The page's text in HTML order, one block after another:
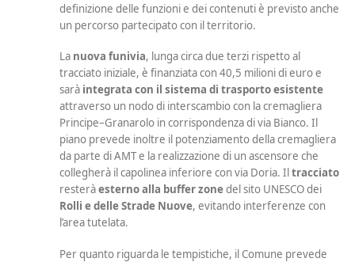
definizione delle funzioni e dei contenuti è previsto anche
un percorso partecipato con il territorio.
La nuova funivia, lunga circa due terzi rispetto al
tracciato iniziale, è finanziata con 40,5 milioni di euro e
sarà integrata con il sistema di trasporto esistente
attraverso un nodo di interscambio con la cremagliera
Principe–Granarolo in corrispondenza di via Bianco. Il
piano prevede inoltre il potenziamento della cremagliera
da parte di AMT e la realizzazione di un ascensore che
collegherà il capolinea inferiore con via Doria. Il tracciato
resteràesterno alla buffer zonedel sito UNESCO dei
Rolli e delle Strade Nuove, evitando interferenze con
l’area tutelata.
Per quanto riguarda le tempistiche, il Comune prevede